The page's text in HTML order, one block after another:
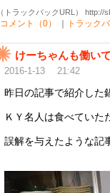
（トラックバックURL）
コメント（0） トラック
けーちゃんも働い
2016-1-13 21:42
昨日の記事で紹介した
ＫＹ名人は食べていた
誤解を与えたような記